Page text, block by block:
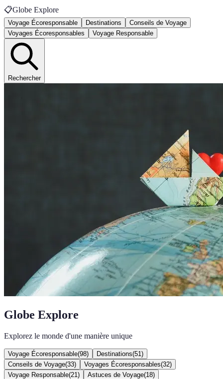
📋Globe Explore
Voyage Écoresponsable Destinations
Conseils de Voyage
Voyages Écoresponsables
Voyage Responsable
Rechercher
Globe Explore
Explorez le monde d'une manière unique
Voyage Écoresponsable(98) Destinations(51 )
Conseils de Voyage(33) Voyages Écoresponsables(32)
Voyage Responsable(21 ) Astuces de Voyage(18)